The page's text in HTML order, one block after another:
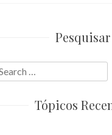
Pesquisar
Tópicos